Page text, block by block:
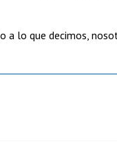
a lo que decimos,